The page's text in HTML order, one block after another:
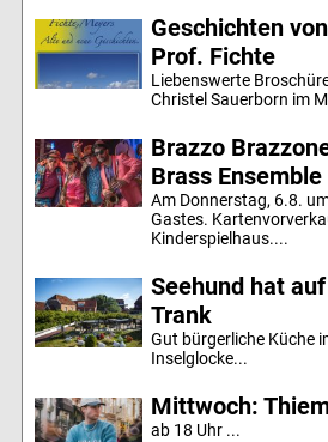
Geschichten
Prof. Fichte
Liebenswerte
Christel Sauerborn im
Brazzo
Brass Ensemble
Am Donnerstag, 6.8.
Gastes.
Kinderspielhaus....
Seehund hat
Trank
Gut bürgerliche Küche
Inselglocke...
Mittwoch:
ab 18 Uhr ...